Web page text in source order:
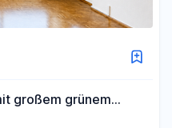
großem grünem